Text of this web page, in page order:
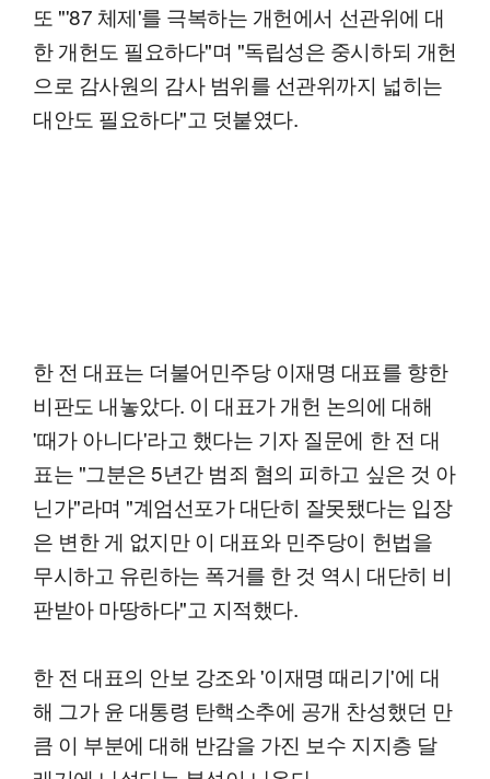
또 "'87 체제'를 극복하는 개헌에서 선관위에 대
한 개헌도 필요하다"며 "독립성은 중시하되 개헌
으로 감사원의 감사 범위를 선관위까지 넓히는
대안도 필요하다"고 덧붙였다.
한 전 대표는 더불어민주당 이재명 대표를 향한
비판도 내놓았다. 이 대표가 개헌 논의에 대해
'때가 아니다'라고 했다는 기자 질문에 한 전 대
표는 "그분은 5년간 범죄 혐의 피하고 싶은 것 아
닌가"라며 "계엄선포가 대단히 잘못됐다는 입장
은 변한 게 없지만 이 대표와 민주당이 헌법을
무시하고 유린하는 폭거를 한 것 역시 대단히 비
판받아 마땅하다"고 지적했다.
한 전 대표의 안보 강조와 '이재명 때리기'에 대
해 그가 윤 대통령 탄핵소추에 공개 찬성했던 만
큼 이 부분에 대해 반감을 가진 보수 지지층 달